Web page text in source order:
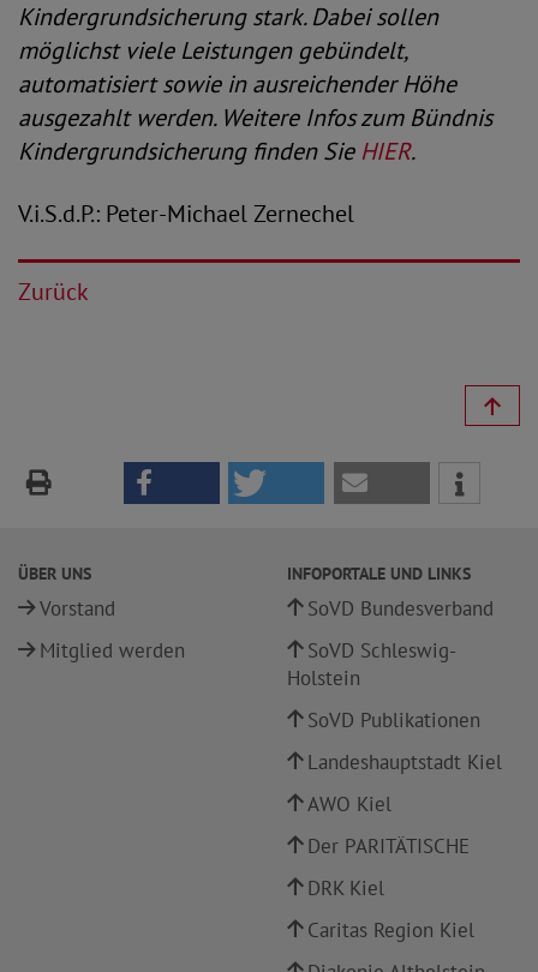
Kindergrundsicherung stark. Dabei sollen
möglichst viele Leistungen gebündelt,
automatisiert sowie in ausreichender Höhe
ausgezahlt werden. Weitere Infos zum Bündnis
Kindergrundsicherung finden Sie HIER.
V.i.S.d.P.: Peter-Michael Zernechel
Zurück
ÜBER UNS
Vorstand
Mitglied werden
INFOPORTALE UND LINKS
SoVD Bundesverband
SoVD Schleswig-
Holstein
SoVD Publikationen
Landeshauptstadt Kiel
AWO Kiel
Der PARITÄTISCHE
DRK Kiel
Caritas Region Kiel